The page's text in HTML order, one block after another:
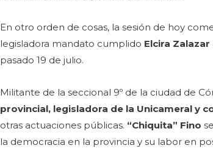
En otro orden de cosas, la sesión de hoy
legisladora mandato cumplido Elcira Zalazar
pasado 19 de julio.
Militante de la seccional 9º de la ciudad de
provincial, legisladora de la Unicameral y
otras actuaciones públicas. “Chiquita” Fino
la democracia en la provincia y su labor en